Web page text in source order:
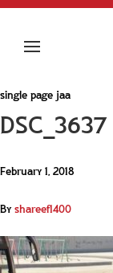
single page jaa
DSC_3637
February 1, 2018
Byshareef1400